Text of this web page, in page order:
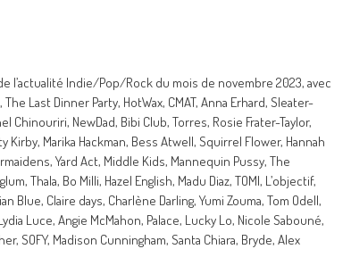
l’actualité Indie/Pop/Rock du mois de novembre 2023, avec
The Last Dinner Party, HotWax, CMAT, Anna Erhard, Sleater-
Chinouriri, NewDad, Bibi Club, Torres, Rosie Frater-Taylor,
Kirby, Marika Hackman, Bess Atwell, Squirrel Flower, Hannah
Yard Act, Middle Kids, Mannequin Pussy, The
Thala, Bo Milli, Hazel English, Madu Diaz, TOMI, L’objectif,
Blue, Claire days, Charlène Darling, Yumi Zouma, Tom Odell,
Luce, Angie McMahon, Palace, Lucky Lo, Nicole Sabouné,
SOFY, Madison Cunningham, Santa Chiara, Bryde, Alex